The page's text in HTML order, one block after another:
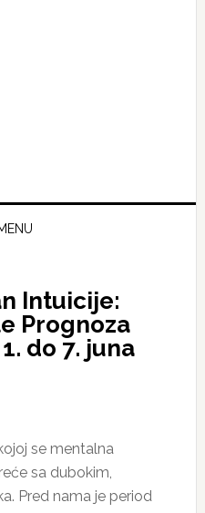
Intuicije:
Prognoza
do 7. juna
se mentalna
sa dubokim,
Pred nama je period